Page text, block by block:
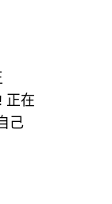
正在
己